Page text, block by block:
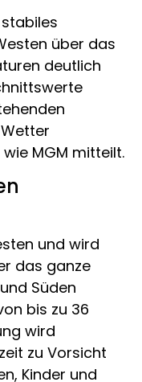
über das
deutlich
MGM mitteilt.
und wird
das ganze
Süden
bis zu 36
wird
zu Vorsicht
Kinder und